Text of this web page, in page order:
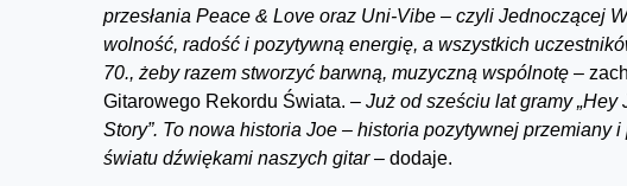
przesłania Peace & Love oraz Uni-Vibe – czyli Jednoczącej
wolność, radość i pozytywną energię, a wszystkich
70., żeby razem stworzyć barwną, muzyczną wspólnotę –
Gitarowego Rekordu Świata. – Już od sześciu lat gramy „Hey
Story”. To nowa historia Joe – historia pozytywnej
światu dźwiękami naszych gitar – dodaje.